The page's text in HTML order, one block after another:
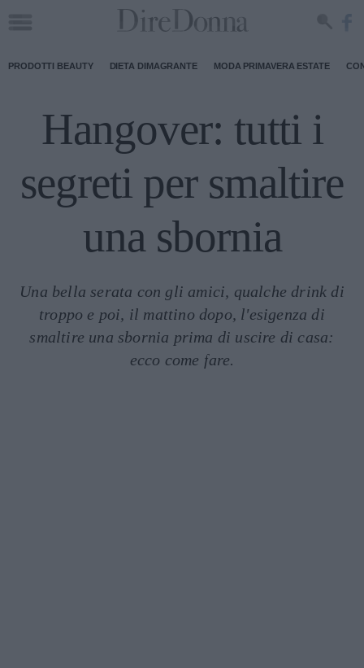
PRODOTTI BEAUTY DIETA DIMAGRANTE MODA PRIMAVERA ESTATE
Hangover: tutti i
segreti per smaltire
una sbornia
Una bella serata con gli amici, qualche drink di
troppo e poi, il mattino dopo, l'esigenza di
smaltire una sbornia prima di uscire di casa:
ecco come fare.